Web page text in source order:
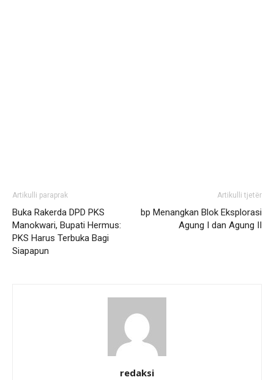
Artikulli paraprak
Buka Rakerda DPD PKS
Manokwari, Bupati Hermus:
PKS Harus Terbuka Bagi
Siapapun
Artikulli tjetër
bp Menangkan Blok Eksplorasi
Agung I dan Agung II
redaksi